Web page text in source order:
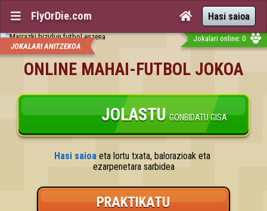
 FlyOrDie.com  Hasi saioa
JOKALARI ANITZEKOA
Jokalari online: 0
ONLINE MAHAI-FUTBOL JOKOA
JOLASTU GONBIDATU GISA
Hasi saioa eta lortu txata, balorazioak eta
ezarpenetara sarbidea
PRAKTIKATU